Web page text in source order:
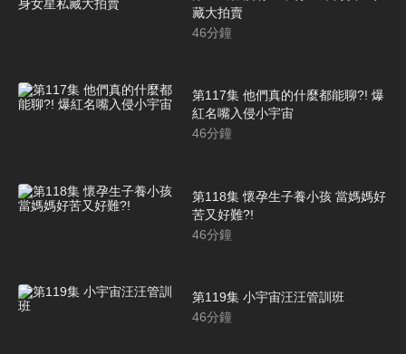
藏大拍賣
46分鐘
第117集 他們真的什麼都能聊?! 爆
紅名嘴入侵小宇宙
46分鐘
第118集 懷孕生子養小孩 當媽媽好
苦又好難?!
46分鐘
第119集 小宇宙汪汪管訓班
46分鐘